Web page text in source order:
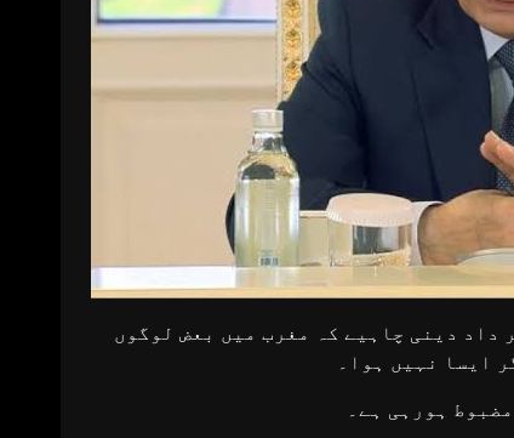
داد دینی چاہیے کہ مغرب میں بعض لوگوں
ہورہی ہے۔